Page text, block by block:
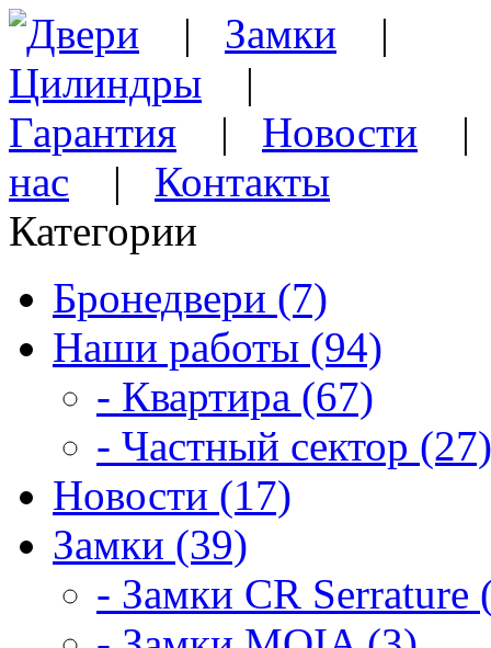
Двери | Замки |
Цилиндры |
Гарантия | Новости
нас | Контакты
Категории
Бронедвери (7)
Наши работы (94)
- Квартира (67)
- Частный сектор (27)
Новости (17)
Замки (39)
- Замки CR Serrature